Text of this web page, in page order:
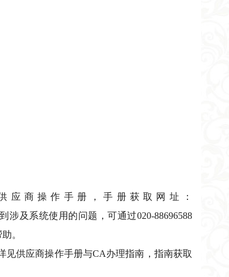
应商操作手册，手册获取网址：
到涉及系统使用的问题，可通过020-88696588
。
见供应商操作手册与CA办理指南，指南获取